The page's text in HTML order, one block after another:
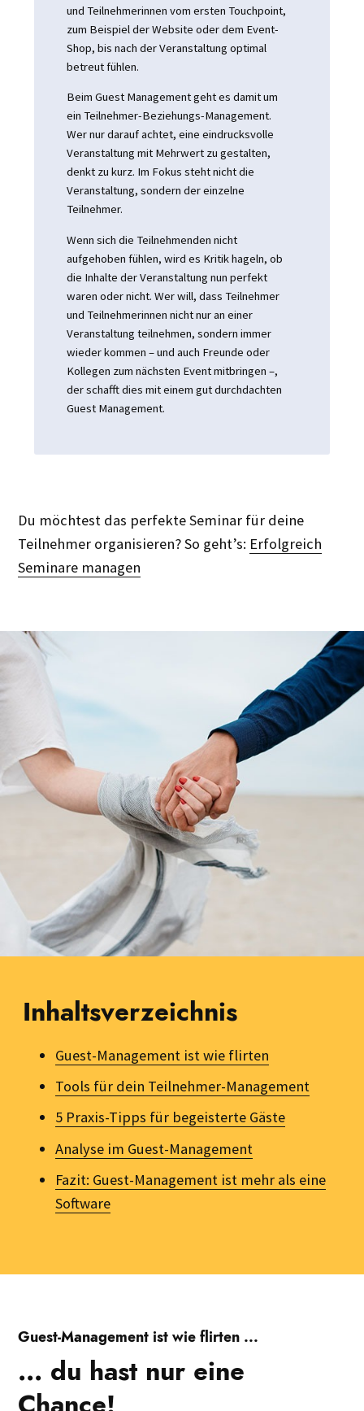
und Teilnehmerinnen vom ersten Touchpoint,
zum Beispiel der Website oder dem Event-
Shop, bis nach der Veranstaltung optimal
betreut fühlen.
Beim Guest Management geht es damit um
ein Teilnehmer-Beziehungs-Management.
Wer nur darauf achtet, eine eindrucksvolle
Veranstaltung mit Mehrwert zu gestalten,
denkt zu kurz. Im Fokus steht nicht die
Veranstaltung, sondern der einzelne
Teilnehmer.
Wenn sich die Teilnehmenden nicht
aufgehoben fühlen, wird es Kritik hageln, ob
die Inhalte der Veranstaltung nun perfekt
waren oder nicht. Wer will, dass Teilnehmer
und Teilnehmerinnen nicht nur an einer
Veranstaltung teilnehmen, sondern immer
wieder kommen – und auch Freunde oder
Kollegen zum nächsten Event mitbringen –,
der schafft dies mit einem gut durchdachten
Guest Management.
Du möchtest das perfekte Seminar für deine
Teilnehmer organisieren? So geht’s: Erfolgreich
Seminare managen
Inhaltsverzeichnis
Guest-Management ist wie flirten
Tools für dein Teilnehmer-Management
5 Praxis-Tipps für begeisterte Gäste
Analyse im Guest-Management
Fazit: Guest-Management ist mehr als eine
Software
Guest-Management ist wie flirten ...
... du hast nur eine